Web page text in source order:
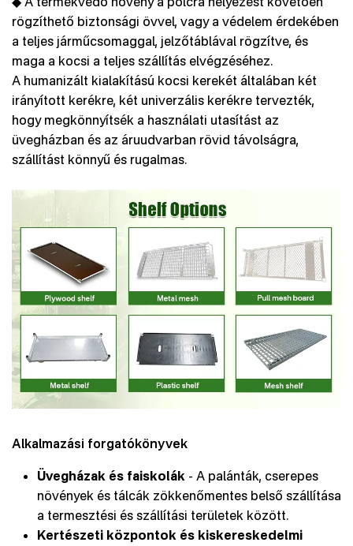
rögzíthető biztonsági övvel, vagy a védelem érdekében
a teljes járműcsomaggal, jelzőtáblával rögzítve, és
maga a kocsi a teljes szállítás elvégzéséhez.
A humanizált kialakítású kocsi kerekét általában két
irányított kerékre, két univerzális kerékre tervezték,
hogy megkönnyítsék a használati utasítást az
üvegházban és az áruudvarban rövid távolságra,
szállítást könnyű és rugalmas.
Alkalmazási forgatókönyvek
Üvegházak és faiskolák - A palánták, cserepes
növények és tálcák zökkenőmentes belső szállítása
a termesztési és szállítási területek között.
Kertészeti központok és kiskereskedelmi